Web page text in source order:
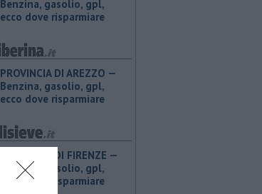
Benzina, gasolio, gpl,
ecco dove risparmiare
PROVINCIA DI AREZZO — ​
Benzina, gasolio, gpl,
ecco dove risparmiare
PROVINCIA DI FIRENZE — ​
Benzina, gasolio, gpl,
ecco dove risparmiare